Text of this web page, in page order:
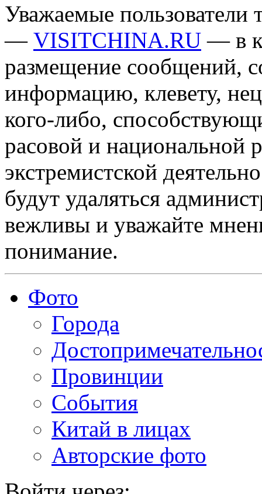
Уважаемые пользователи
— VISITCHINA.RU — в
размещение сообщений,
информацию, клевету,
кого-либо,
расовой и национальной
экстремистской
будут удаляться
вежливы и уважайте
понимание.
Фото
Города
Провинции
События
Китай в лицах
Авторские фото